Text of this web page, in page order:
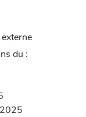
du :